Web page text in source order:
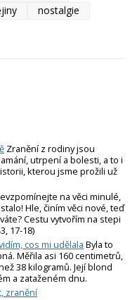
nostalgie
Zranění z rodiny jsou
utrpení a bolesti, a to i
kterou jsme prožili už
na věci minulé,
Hle, činím věci nové, teď
Cestu vytvořím na stepi
17-18)
cos mi udělala Byla to
Měřila asi 160 centimetrů,
38 kilogramů. Její blond
a zataženém dnu.
zranění